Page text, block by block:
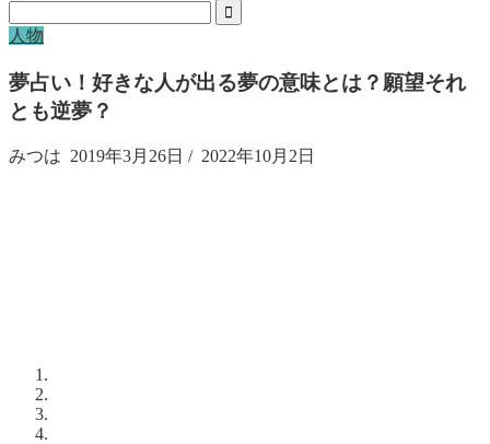
人物
夢占い！好きな人が出る夢の意味とは？願望それ
とも逆夢？
みつは 2019年3月26日 / 2022年10月2日